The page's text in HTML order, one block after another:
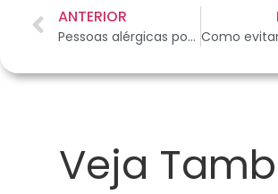
ANTERIOR
Pessoas alérgicas podem ter um gato?
Veja